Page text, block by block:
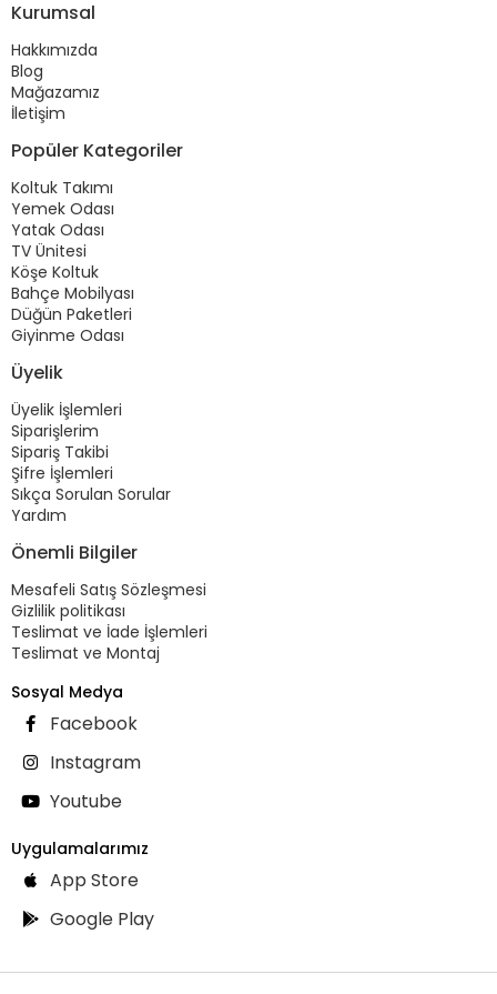
Kurumsal
Hakkımızda
Blog
Mağazamız
İletişim
Popüler Kategoriler
Koltuk Takımı
Yemek Odası
Yatak Odası
TV Ünitesi
Köşe Koltuk
Bahçe Mobilyası
Düğün Paketleri
Giyinme Odası
Üyelik
Üyelik İşlemleri
Siparişlerim
Sipariş Takibi
Şifre İşlemleri
Sıkça Sorulan Sorular
Yardım
Önemli Bilgiler
Mesafeli Satış Sözleşmesi
Gizlilik politikası
Teslimat ve İade İşlemleri
Teslimat ve Montaj
Sosyal Medya
Facebook
Instagram
Youtube
Uygulamalarımız
App Store
Google Play